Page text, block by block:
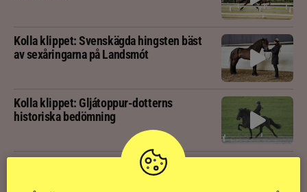
Kolla klippet: Svenskägda hingsten bäst
av sexåringarna på Landsmót
Kolla klippet: Gljátoppur-dotterns
historiska bedömning
Svensk bakom världens högst bedömda